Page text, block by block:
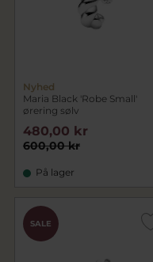
Nyhed
Maria Black 'Robe Small'
ørering sølv
600,00 kr
480,00 kr
På lager
SALE